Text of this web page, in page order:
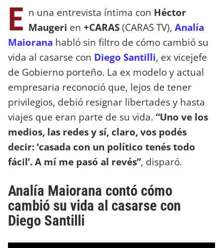
E n una entrevista íntima con Héctor
Maugeri en +CARAS(CARAS TV), Analía
Maiorana habló sin filtro de cómo cambió su
vida al casarse con Diego Santilli, ex vicejefe
de Gobierno porteño. La ex modelo y actual
empresaria reconoció que, lejos de tener
privilegios, debió resignar libertades y hasta
viajes que eran parte de su vida. “Uno ve los
medios, las redes y sí, claro, vos podés
decir: ‘casada con un político tenés todo
fácil’. A mí me pasó al revés”, disparó.
Analía Maiorana contó cómo
cambió su vida al casarse con
Diego Santilli